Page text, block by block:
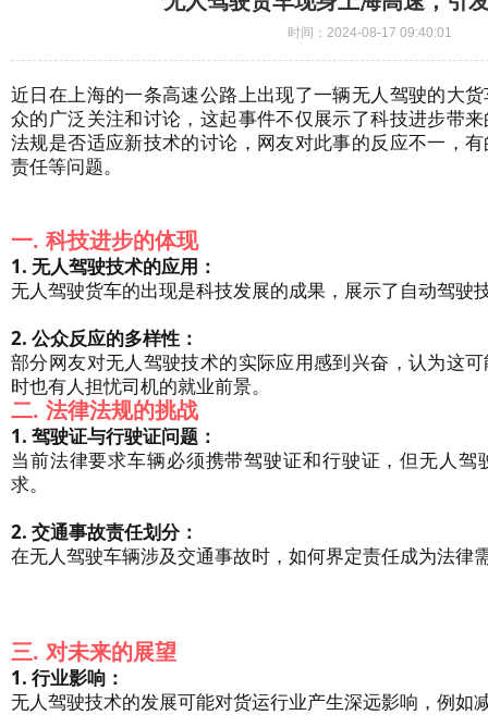
时间：2024-08-17 09:40:01
近日在上海的一条高速公路上出现了一辆无人驾驶的大
众的广泛关注和讨论，这起事件不仅展示了科技进步带
法规是否适应新技术的讨论，网友对此事的反应不一，
责任等问题。
一. 科技进步的体现
1. 无人驾驶技术的应用：
无人驾驶货车的出现是科技发展的成果，展示了自动驾驶
2. 公众反应的多样性：
部分网友对无人驾驶技术的实际应用感到兴奋，认为这
时也有人担忧司机的就业前景。
二. 法律法规的挑战
1. 驾驶证与行驶证问题：
当前法律要求车辆必须携带驾驶证和行驶证，但无人驾
求。
2. 交通事故责任划分：
在无人驾驶车辆涉及交通事故时，如何界定责任成为法律
三. 对未来的展望
1. 行业影响：
无人驾驶技术的发展可能对货运行业产生深远影响，例如